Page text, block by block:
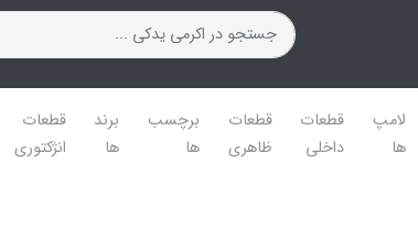
لامپ
ها
قطعات
داخلی
قطعات
ظاهری
برچسب
ها
برند
ها
قطعات
انژکتوری